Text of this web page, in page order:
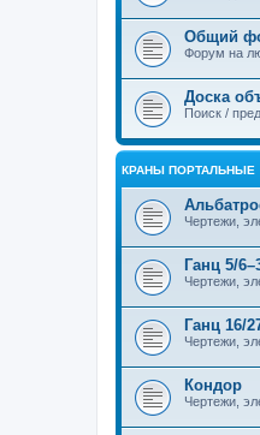
Общий
Форум на
Доска
Поиск /
КРАНЫ ПОРТАЛЬНЫЕ
Чертежи,
Ганц 5/
Чертежи,
Ганц 16/
Чертежи,
Кондор
Чертежи,